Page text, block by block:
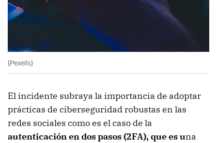
(Pexels)
El incidente subraya la importancia de adoptar
prácticas de ciberseguridad robustas en las
redes sociales como es el caso de la
autenticación en dos pasos (2FA), que es una